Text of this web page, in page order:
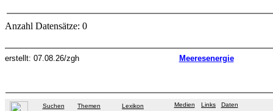
Anzahl Datensätze: 0
erstellt: 07.08.26/zgh Meeresenergie
Suchen Themen
Lexikon
Medien Links
Daten